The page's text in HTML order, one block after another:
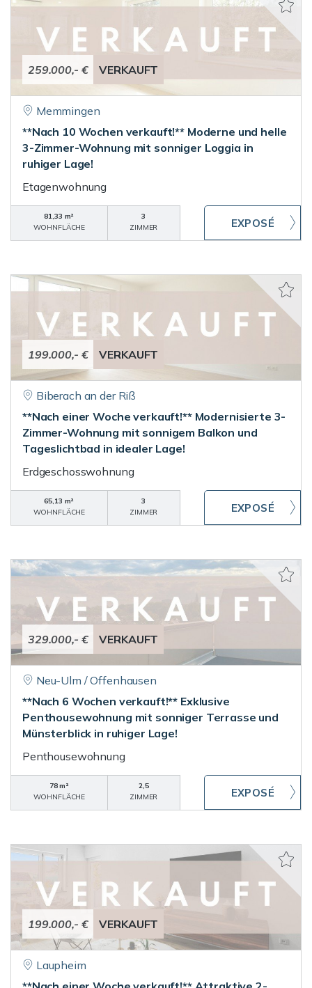
259.000,- € VERKAUFT
Memmingen
**Nach 10 Wochen verkauft!** Moderne und helle
3-Zimmer-Wohnung mit sonniger Loggia in
ruhiger Lage!
Etagenwohnung
81,33 m²
WOHNFLÄCHE
3
ZIMMER
199.000,- € VERKAUFT
Biberach an der Riß
**Nach einer Woche verkauft!** Modernisierte 3-
Zimmer-Wohnung mit sonnigem Balkon und
Tageslichtbad in idealer Lage!
Erdgeschosswohnung
65,13 m²
WOHNFLÄCHE
3
ZIMMER
329.000,- € VERKAUFT
Neu-Ulm / Offenhausen
**Nach 6 Wochen verkauft!** Exklusive
Penthousewohnung mit sonniger Terrasse und
Münsterblick in ruhiger Lage!
Penthousewohnung
78 m²
WOHNFLÄCHE
2,5
ZIMMER
199.000,- € VERKAUFT
Laupheim